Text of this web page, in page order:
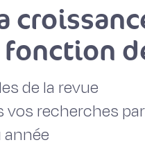
de la revue
vos recherches par